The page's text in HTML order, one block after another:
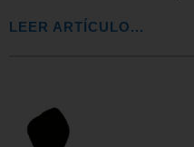
LEER ARTÍCULO...